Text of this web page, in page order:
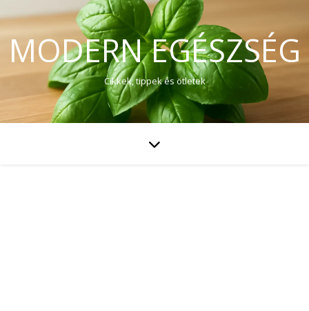
MODERN EGÉSZSÉG
Cikkek, tippek és ötletek